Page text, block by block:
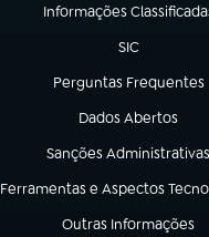
Informações
(abre em nova aba)
SIC
(abre em
Perguntas Frequentes
(abre em nova aba)
Dados Abertos
(abre em nova aba)
Sanções Administrativas
(abre em nova aba)
Ferramentas e Aspectos
(abre em nova aba)
Outras Informações
(abre em nova aba)